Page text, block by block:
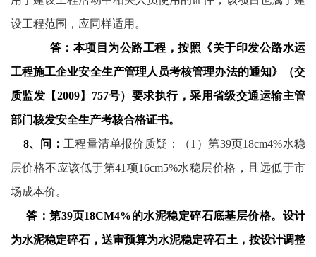
设工程范围，应同样适用。
答：本项目为公路工程，按照《关于印发公路水运
工程施工企业安全生产管理人员考核管理办法的通知》（交
质监发【2009】 757号）要求执行，采用省级交通运输主管
部门核发安全生产考核合格证书。
8、问： 工程量清单报价质疑： （1 ）第39页18cm4%水稳
层价格不应该低于第41 项16cm5%水稳层价格，且远低于市
场成本价。
答：第39页18CM4%的水泥稳定碎石底基层价格。设计
为水泥稳定碎石，送审预算为水泥稳定碎石土，按设计调整